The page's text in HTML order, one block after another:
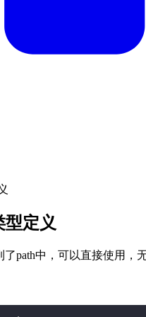
型定义
path中，可以直接使用，